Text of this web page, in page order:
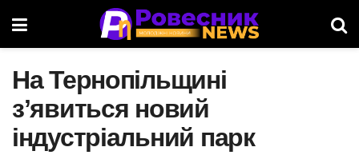
На Тернопільщині
зʼявиться новий
індустріальний парк